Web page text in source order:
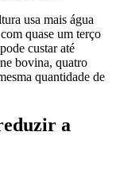
usa mais água
quase um terço
custar até
bovina, quatro
quantidade de
a